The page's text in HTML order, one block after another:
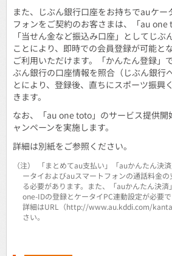
また、じぶん銀行口座をお持ちでauケー
フォンをご契約のお客さまは、「au one
「当せん金など振込み口座」としてじぶ
ことにより、即時での会員登録が可能と
ご利用いただけます。「かんたん登録」
ぶん銀行の口座情報を照合（じぶん銀行
とにより、登録後、直ちにスポーツ振興
きます。
なお、「au one toto」のサービス提供開
ャンペーンを実施します。
詳細は別紙をご参照ください。
（注）
「まとめてau支払い」「auかんたん決
ータイおよびauスマートフォンの通話料金
る必要があります。また、「auかんたん決
one-IDの登録とケータイPC連動設定が必要で
詳細はURL（http://www.au.kddi.com/
さい。